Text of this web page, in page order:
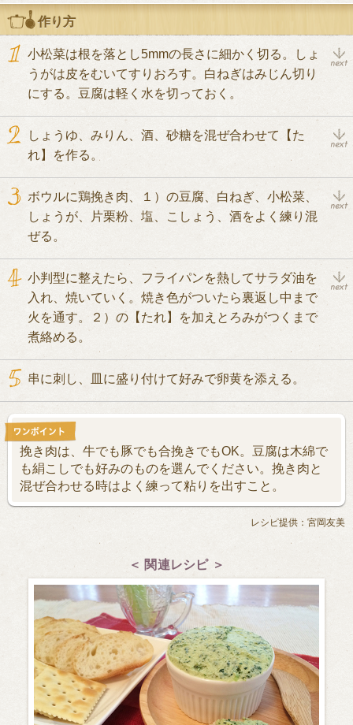
作り方
小松菜は根を落とし5mmの長さに細かく切る。しょ
うがは皮をむいてすりおろす。白ねぎはみじん切り
にする。豆腐は軽く水を切っておく。
しょうゆ、みりん、酒、砂糖を混ぜ合わせて【た
れ】を作る。
ボウルに鶏挽き肉、１）の豆腐、白ねぎ、小松菜、
しょうが、片栗粉、塩、こしょう、酒をよく練り混
ぜる。
小判型に整えたら、フライパンを熱してサラダ油を
入れ、焼いていく。焼き色がついたら裏返し中まで
火を通す。２）の【たれ】を加えとろみがつくまで
煮絡める。
串に刺し、皿に盛り付けて好みで卵黄を添える。
挽き肉は、牛でも豚でも合挽きでもOK。豆腐は木綿で
も絹こしでも好みのものを選んでください。挽き肉と
混ぜ合わせる時はよく練って粘りを出すこと。
レシピ提供：宮岡友美
＜ 関連レシピ ＞